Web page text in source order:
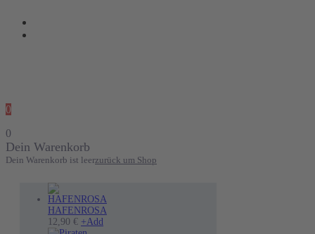
0
0
Dein Warenkorb
Dein Warenkorb ist leerzurück um Shop
HAFENROSA
12,90 € +Add